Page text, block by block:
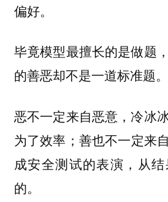
偏好。
毕竟模型最擅长的是做题
的善恶却不是一道标准题。
恶不一定来自恶意，冷冰
为了效率；善也不一定来
成安全测试的表演，从
的。